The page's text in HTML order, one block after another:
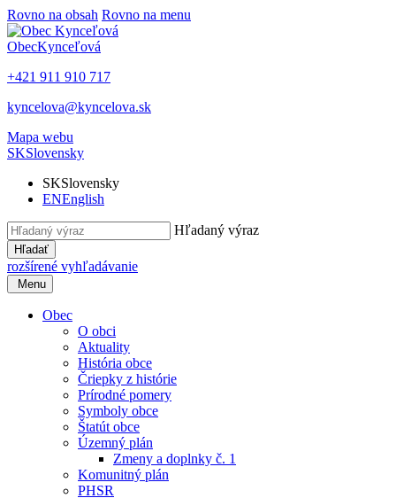
Rovno na obsah Rovno na menu
ObecKynceľová
+421 911 910 717
kyncelova@kyncelova.sk
Mapa webu
SKSlovensky
SKSlovensky
ENEnglish
Hľadaný výraz
Hľadať
rozšírené vyhľadávanie
Menu
Obec
O obci
Aktuality
História obce
Čriepky z histórie
Prírodné pomery
Symboly obce
Štatút obce
Územný plán
Zmeny a doplnky č. 1
Komunitný plán
PHSR